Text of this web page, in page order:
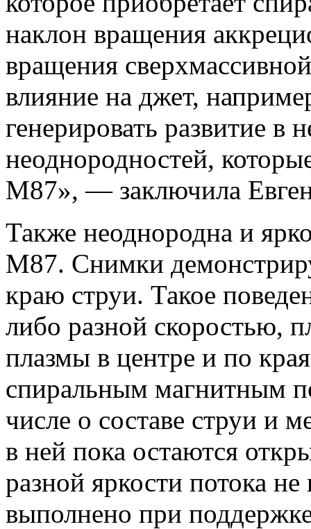
наклон вращения
вращения
влияние на джет,
генерировать развитие в
неоднородностей,
М87», — заключила
Также неоднородна и
М87. Снимки
краю струи. Такое
либо разной скоростью,
плазмы в центре и по
спиральным магнитным
числе о составе струи и
в ней пока остаются
разной яркости потока
выполнено при